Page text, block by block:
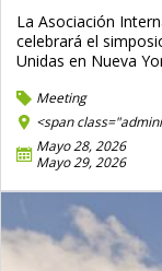
La Asociación
celebrará el
Unidas en Nueva
Meeting
<span
Mayo 28, 2026
Mayo 29, 2026